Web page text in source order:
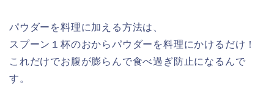
パウダーを料理に加える方法は、
スプーン１杯のおからパウダーを料理にかけるだけ！
これだけでお腹が膨らんで食べ過ぎ防止になるんで
す。